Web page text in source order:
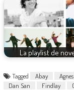
La playlist de
Tagged Abay
Dan San
Findlay